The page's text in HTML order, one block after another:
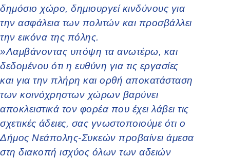
δημόσιο χώρο, δημιουργεί κινδύνους για
την ασφάλεια των πολιτών και προσβάλλει
την εικόνα της πόλης.
»Λαμβάνοντας υπόψη τα ανωτέρω, και
δεδομένου ότι η ευθύνη για τις εργασίες
και για την πλήρη και ορθή αποκατάσταση
των κοινόχρηστων χώρων βαρύνει
αποκλειστικά τον φορέα που έχει λάβει τις
σχετικές άδειες, σας γνωστοποιούμε ότι ο
Δήμος Νεάπολης-Συκεών προβαίνει άμεσα
στη διακοπή ισχύος όλων των αδειών